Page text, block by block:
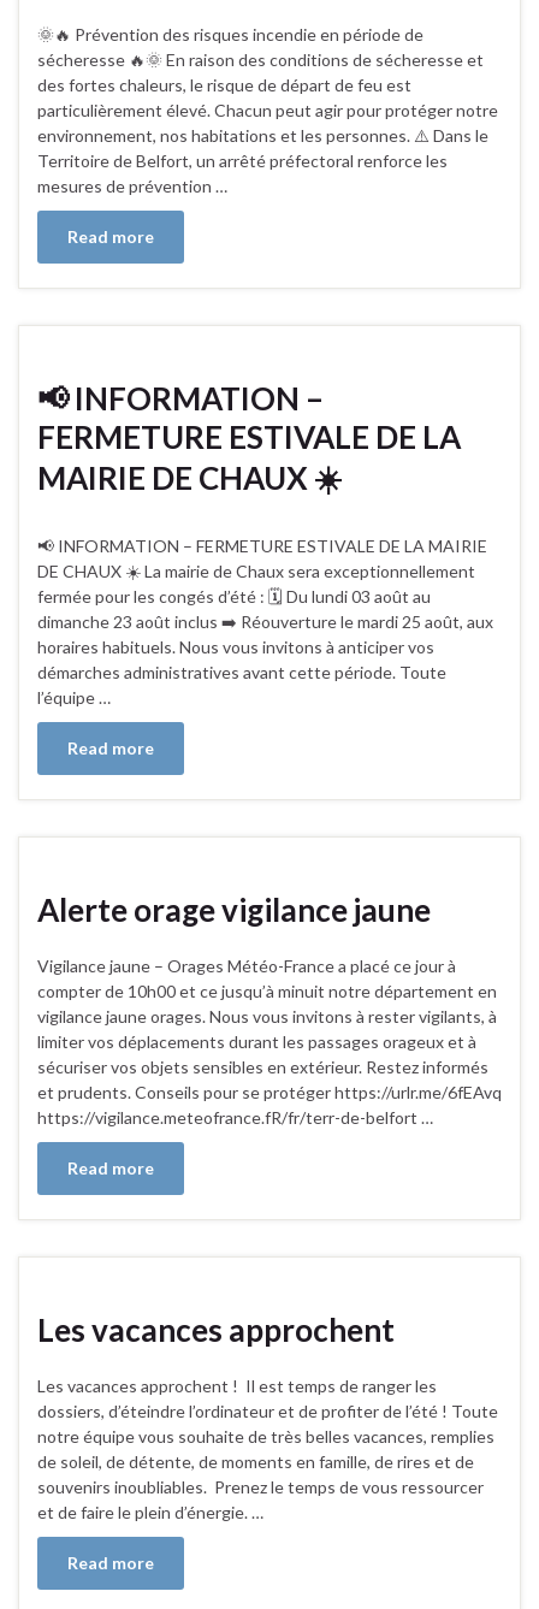
🌞🔥 Prévention des risques incendie en période de
sécheresse 🔥🌞 En raison des conditions de sécheresse et
des fortes chaleurs, le risque de départ de feu est
particulièrement élevé. Chacun peut agir pour protéger notre
environnement, nos habitations et les personnes. ⚠️ Dans le
Territoire de Belfort, un arrêté préfectoral renforce les
mesures de prévention …
Read more
📢 INFORMATION –
FERMETURE ESTIVALE DE LA
MAIRIE DE CHAUX ☀️
📢 INFORMATION – FERMETURE ESTIVALE DE LA MAIRIE
DE CHAUX ☀️ La mairie de Chaux sera exceptionnellement
fermée pour les congés d’été : 🗓️ Du lundi 03 août au
dimanche 23 août inclus ➡️ Réouverture le mardi 25 août, aux
horaires habituels. Nous vous invitons à anticiper vos
démarches administratives avant cette période. Toute
l’équipe …
Read more
Alerte orage vigilance jaune
Vigilance jaune – Orages Météo-France a placé ce jour à
compter de 10h00 et ce jusqu’à minuit notre département en
vigilance jaune orages. Nous vous invitons à rester vigilants, à
limiter vos déplacements durant les passages orageux et à
sécuriser vos objets sensibles en extérieur. Restez informés
et prudents. Conseils pour se protéger https://urlr.me/6fEAvq
https://vigilance.meteofrance.fR/fr/terr-de-belfort …
Read more
Les vacances approchent
Les vacances approchent ! Il est temps de ranger les
dossiers, d’éteindre l’ordinateur et de profiter de l’été ! Toute
notre équipe vous souhaite de très belles vacances, remplies
de soleil, de détente, de moments en famille, de rires et de
souvenirs inoubliables. Prenez le temps de vous ressourcer
et de faire le plein d’énergie. …
Read more